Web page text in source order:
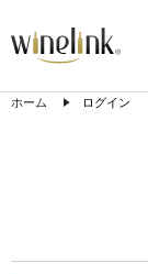
ホーム ログイン